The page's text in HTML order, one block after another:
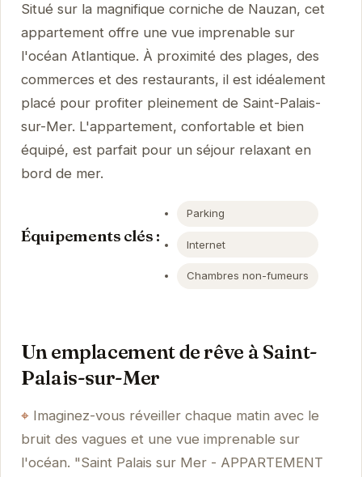
Situé sur la magnifique corniche de Nauzan, cet
appartement offre une vue imprenable sur
l'océan Atlantique. À proximité des plages, des
commerces et des restaurants, il est idéalement
placé pour profiter pleinement de Saint-Palais-
sur-Mer. L'appartement, confortable et bien
équipé, est parfait pour un séjour relaxant en
bord de mer.
Équipements clés :
Parking
Internet
Chambres non-fumeurs
Un emplacement de rêve à Saint-
Palais-sur-Mer
Imaginez-vous réveiller chaque matin avec le
bruit des vagues et une vue imprenable sur
l'océan. "Saint Palais sur Mer - APPARTEMENT